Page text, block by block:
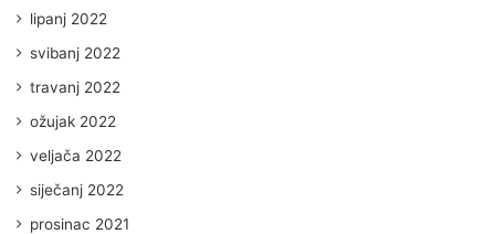
lipanj 2022
svibanj 2022
travanj 2022
ožujak 2022
veljača 2022
siječanj 2022
prosinac 2021